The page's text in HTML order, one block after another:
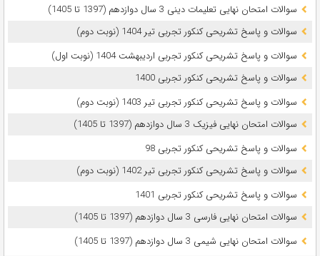
سوالات امتحان نهایی تعلیمات دینی 3 سال دوازدهم (1397 تا 1405)
سوالات و پاسخ تشریحی کنکور تجربی تیر 1404 (نوبت دوم)
سوالات و پاسخ تشریحی کنکور تجربی اردیبهشت 1404 (نوبت اول)
سوالات و پاسخ تشریحی کنکور تجربی 1400
سوالات و پاسخ تشریحی کنکور تجربی تیر 1403 (نوبت دوم)
سوالات امتحان نهایی فیزیک 3 سال دوازدهم (1397 تا 1405)
سوالات و پاسخ تشریحی کنکور تجربی 98
سوالات و پاسخ تشریحی کنکور تجربی تیر 1402 (نوبت دوم)
سوالات و پاسخ تشریحی کنکور تجربی 1401
سوالات امتحان نهایی فارسی 3 سال دوازدهم (1397 تا 1405)
سوالات امتحان نهایی شیمی 3 سال دوازدهم (1397 تا 1405)